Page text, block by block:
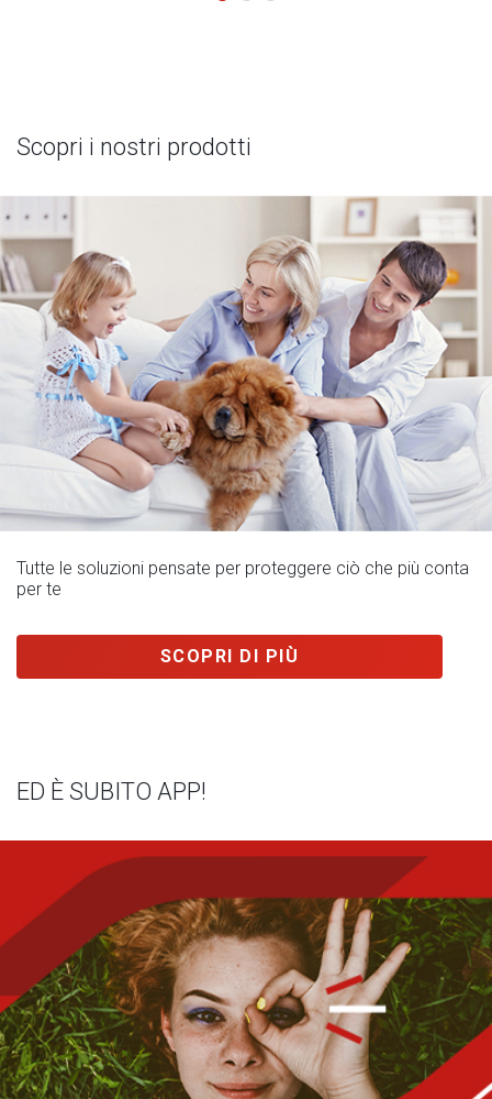
Scopri i nostri prodotti
Tutte le soluzioni pensate per proteggere ciò che più conta
per te
SCOPRI DI PIÙ
ED È SUBITO APP!